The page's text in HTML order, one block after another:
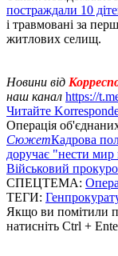
постраждали 10
і травмовані за
житлових селищ.
Новини від
наш канал https://
Читайте
Операція
СюжетКадрова
доручає "нести
Військовий
СПЕЦТЕМА:
ТЕГИ:
Якщо ви помітили
натисніть Ctrl +